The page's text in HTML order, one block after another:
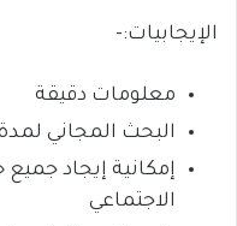
الإيجابيات:-
معلومات دقيقة
البحث المجاني لمدة 5
إمكانية إيجاد
الاجتماعي